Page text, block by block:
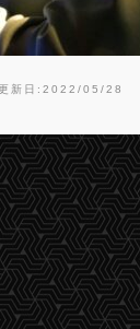
新日:2022/05/28